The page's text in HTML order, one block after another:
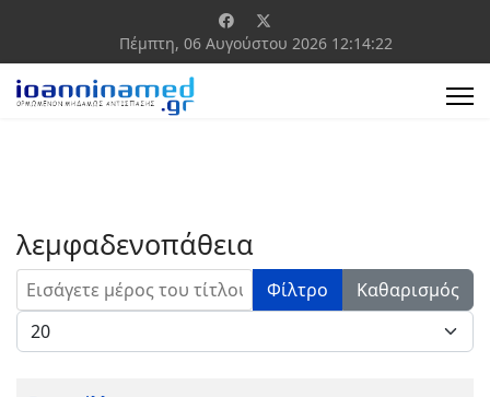
Πέμπτη, 06 Αυγούστου 2026 12:14:22
λεμφαδενοπάθεια
Εισάγετε μέρος του τίτλου. Φίλτρο
Καθαρισμός
Εμφάνιση #